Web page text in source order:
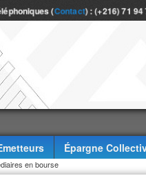
(Contact) : (+216) 71
Épargne
en bourse